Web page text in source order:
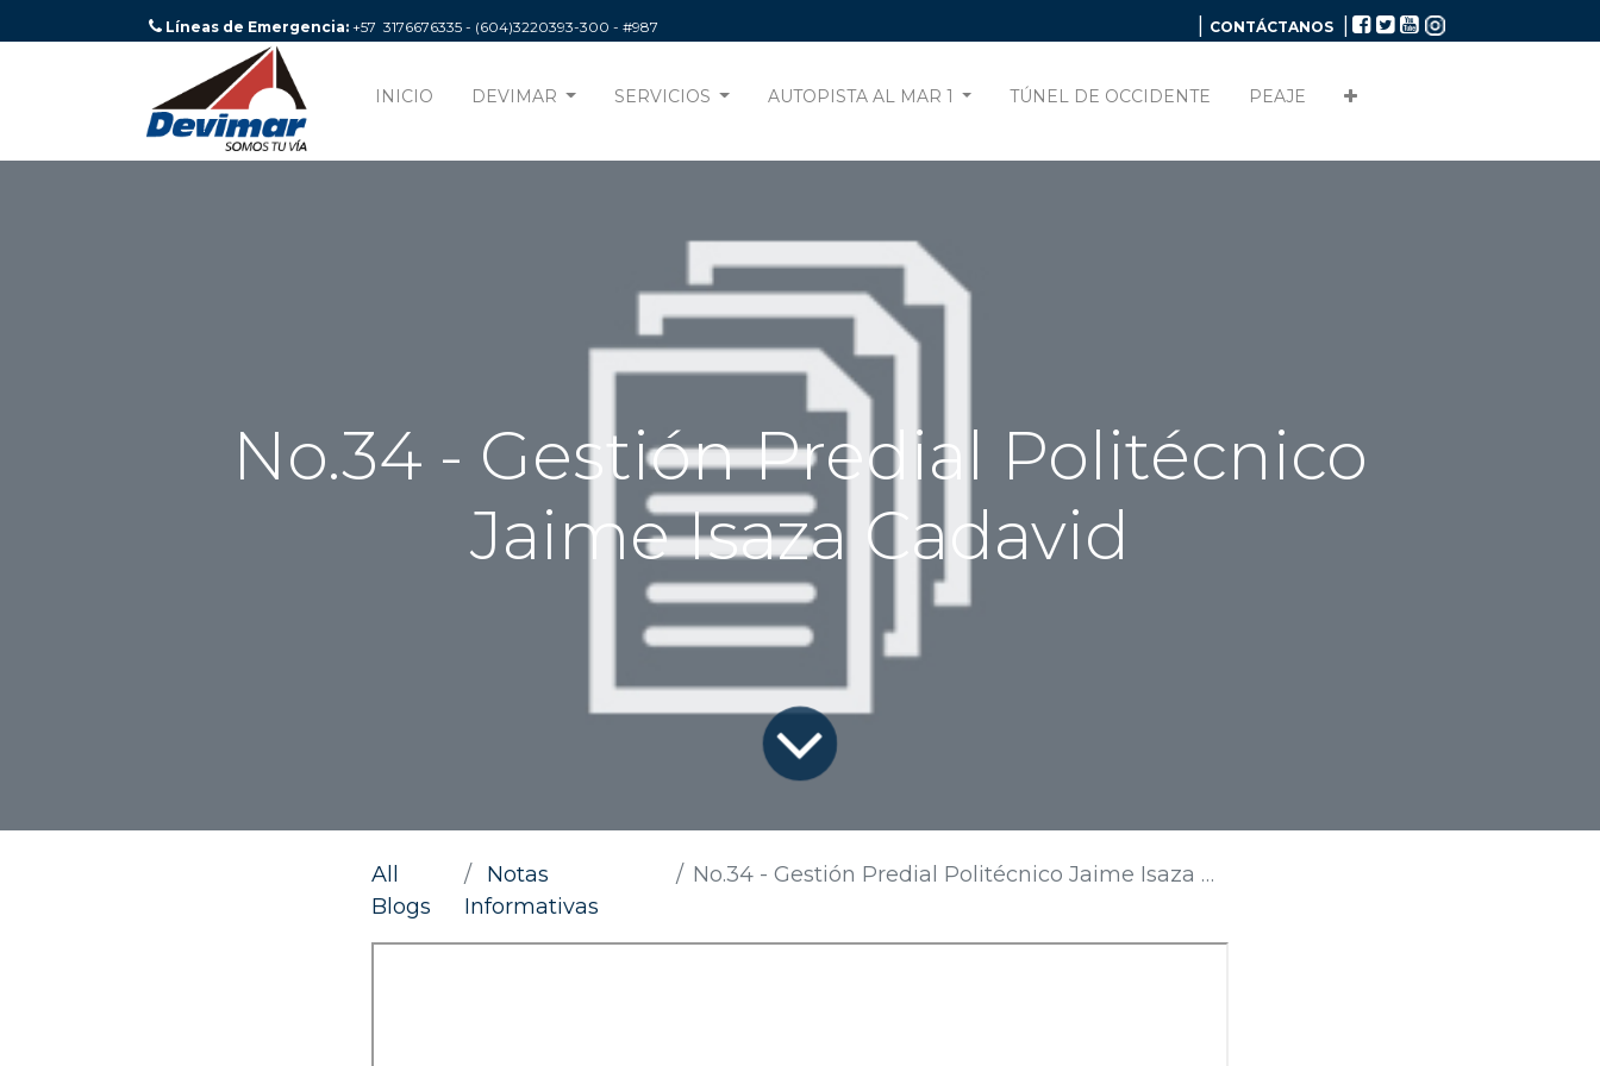
Líneas de Emergencia: +57 3176676335 - (604)3220393-300 - #987 CONTÁCTANOS
INICIO DEVIMAR SERVICIOS AUTOPISTA AL MAR 1 TÚNEL DE OCCIDENTE PEAJE
No.34 - Gestión Predial Politécnico
Jaime Isaza Cadavid
All
Blogs
Notas
Informativas
No.34 - Gestión Predial Politécnico Jaime Isaza Cadavid